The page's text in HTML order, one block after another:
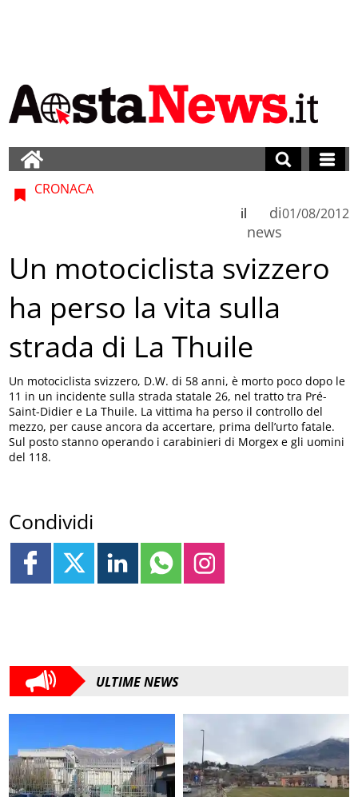
CRONACA
di
news
il 01/08/2012
Un motociclista svizzero
ha perso la vita sulla
strada di La Thuile
Un motociclista svizzero, D.W. di 58 anni, è morto poco dopo le
11 in un incidente sulla strada statale 26, nel tratto tra Pré-
Saint-Didier e La Thuile. La vittima ha perso il controllo del
mezzo, per cause ancora da accertare, prima dell’urto fatale.
Sul posto stanno operando i carabinieri di Morgex e gli uomini
del 118.
Condividi
ULTIME NEWS